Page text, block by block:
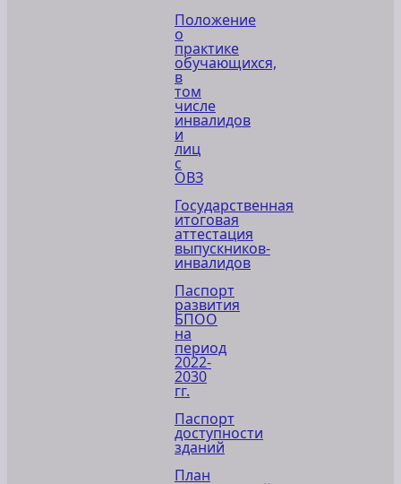
Положение
о
практике
обучающихся,
в
том
числе
инвалидов
и
лиц
с
ОВЗ
Государственная
итоговая
аттестация
выпускников-
инвалидов
Паспорт
развития
БПОО
на
период
2022-
2030
гг.
Паспорт
доступности
зданий
План